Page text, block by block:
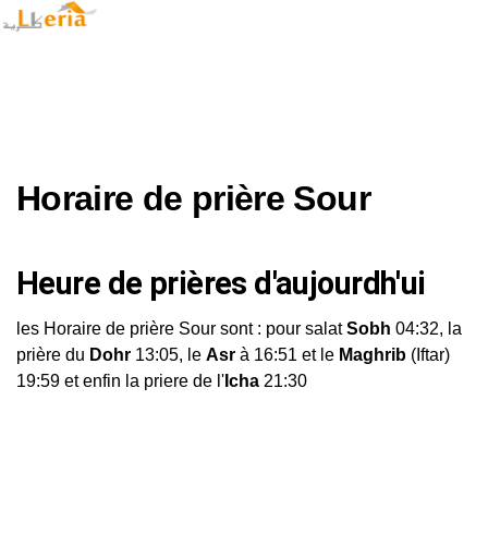
Horaire de prière Sour
Heure de prières d'aujourdh'ui
les Horaire de prière Sour sont : pour salatSobh 04:32, la
prière du Dohr 13:05, le Asr à 16:51 et le Maghrib (Iftar)
19:59 et enfin la priere de l' Icha 21:30